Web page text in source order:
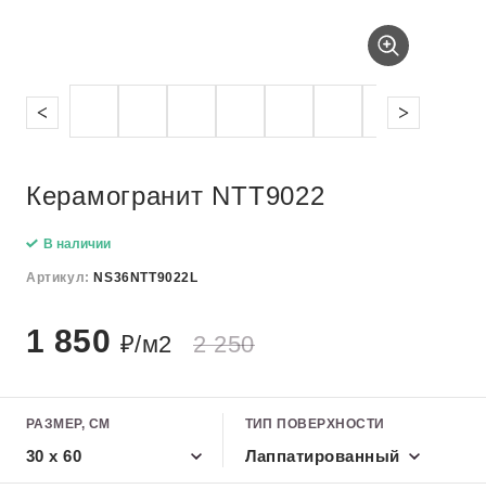
Керамогранит NTT9022
В наличии
Артикул: NS36NTT9022L
1 850 ₽/м2 2 250
РАЗМЕР, СМ
30 x 60
ТИП ПОВЕРХНОСТИ
Лаппатированный